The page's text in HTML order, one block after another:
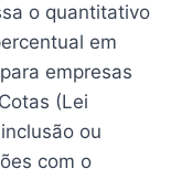
o quantitativo
em
empresas
(Lei
ou
com o